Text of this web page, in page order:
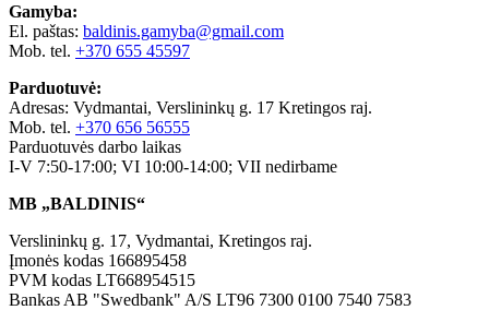
Gamyba:
El. paštas: baldinis.gamyba@gmail.com
Mob. tel. +370 655 45597
Parduotuvė:
Adresas: Vydmantai, Verslininkų g. 17 Kretingos raj.
Mob. tel. +370 656 56555
Parduotuvės darbo laikas
I-V 7:50-17:00; VI 10:00-14:00; VII nedirbame
MB „BALDINIS“
Verslininkų g. 17, Vydmantai, Kretingos raj.
Įmonės kodas 166895458
PVM kodas LT668954515
Bankas AB "Swedbank" A/S LT96 7300 0100 7540 7583